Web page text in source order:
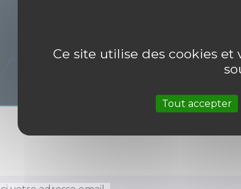
Ce site utilise des cookies
Tout accepter